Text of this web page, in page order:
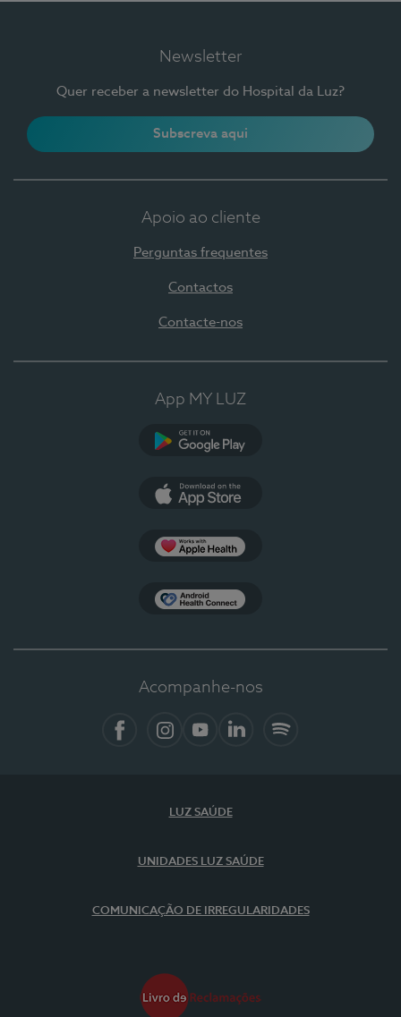
Newsletter
Quer receber a newsletter do Hospital da Luz?
Subscreva aqui
Apoio ao cliente
Perguntas frequentes
Contactos
Contacte-nos
App MY LUZ
Acompanhe-nos
LUZ SAÚDE
UNIDADES LUZ SAÚDE
COMUNICAÇÃO DE IRREGULARIDADES